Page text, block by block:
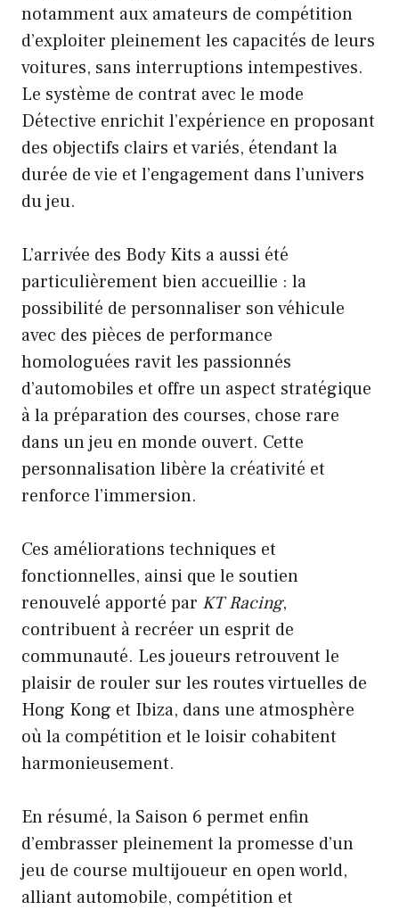
notamment aux amateurs de compétition
d’exploiter pleinement les capacités de leurs
voitures, sans interruptions intempestives.
Le système de contrat avec le mode
Détective enrichit l’expérience en proposant
des objectifs clairs et variés, étendant la
durée de vie et l’engagement dans l’univers
du jeu.
L’arrivée des Body Kits a aussi été
particulièrement bien accueillie : la
possibilité de personnaliser son véhicule
avec des pièces de performance
homologuées ravit les passionnés
d’automobiles et offre un aspect stratégique
à la préparation des courses, chose rare
dans un jeu en monde ouvert. Cette
personnalisation libère la créativité et
renforce l’immersion.
Ces améliorations techniques et
fonctionnelles, ainsi que le soutien
renouvelé apporté par KT Racing,
contribuent à recréer un esprit de
communauté. Les joueurs retrouvent le
plaisir de rouler sur les routes virtuelles de
Hong Kong et Ibiza, dans une atmosphère
où la compétition et le loisir cohabitent
harmonieusement.
En résumé, la Saison 6 permet enfin
d’embrasser pleinement la promesse d’un
jeu de course multijoueur en open world,
alliant automobile, compétition et